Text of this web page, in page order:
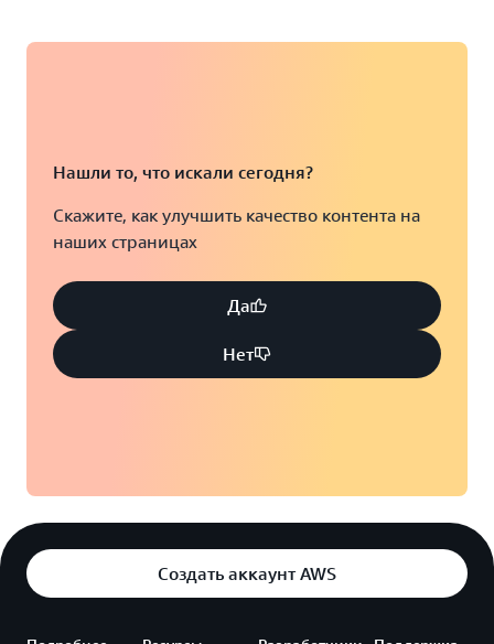
Нашли то, что искали сегодня?
Скажите, как улучшить качество контента на
наших страницах
Да
Нет
Создать аккаунт AWS